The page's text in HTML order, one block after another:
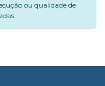
ou qualidade de